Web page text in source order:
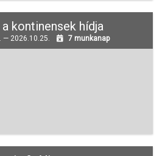
a kontinensek hídja
— 2026.10.25. 7 munkanap